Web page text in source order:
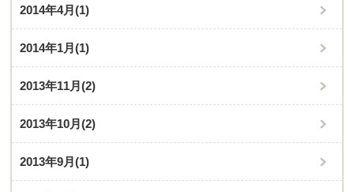
2014年4月(1)
2014年1月(1)
2013年11月(2)
2013年10月(2)
2013年9月(1)